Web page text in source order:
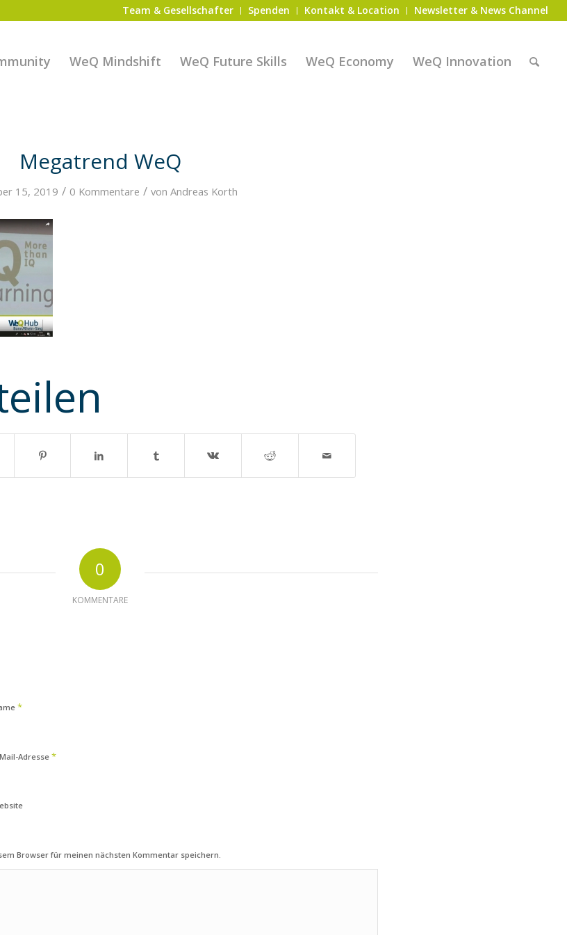
Team & Gesellschafter Spenden Kontakt & Location Newsletter & News Channel
WeQ Mindshift WeQ Future Skills WeQ Economy WeQ Innovation
Megatrend WeQ
15, 2019 / 0 Kommentare / von Andreas Korth
0
KOMMENTARE
*
Adresse *
Browser für meinen nächsten Kommentar speichern.